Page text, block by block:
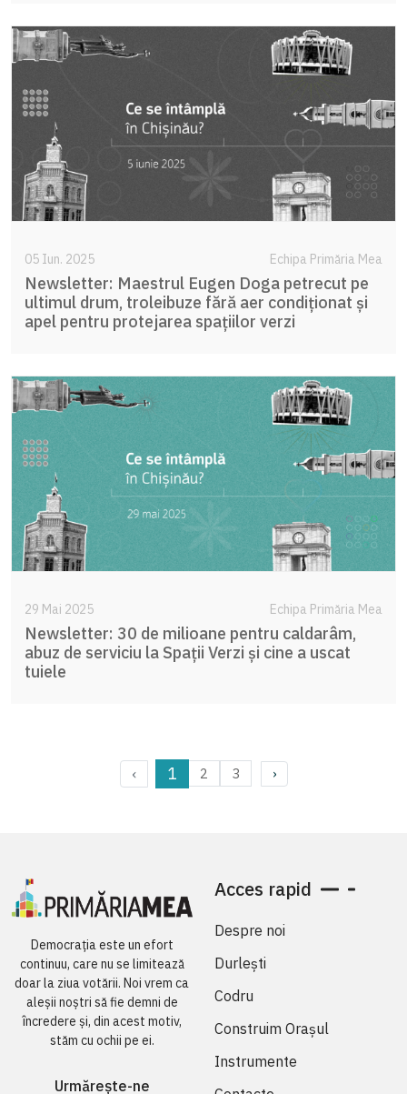
05 Iun. 2025 Echipa Primăria Mea
Newsletter: Maestrul Eugen Doga petrecut pe
ultimul drum, troleibuze fără aer condiționat și
apel pentru protejarea spațiilor verzi
29 Mai 2025 Echipa Primăria Mea
Newsletter: 30 de milioane pentru caldarâm,
abuz de serviciu la Spații Verzi și cine a uscat
tuiele
‹ 1 2 3 ›
Democrația este un efort
continuu, care nu se limitează
doar la ziua votării. Noi vrem ca
aleșii noștri să fie demni de
încredere și, din acest motiv,
stăm cu ochii pe ei.
Urmărește-ne
Acces rapid
Despre noi
Durlești
Codru
Construim Orașul
Instrumente